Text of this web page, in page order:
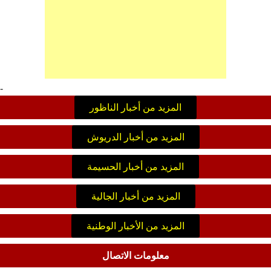
-
المزيد من أخبار الناظور
المزيد من أخبار الدريوش
المزيد من أخبار الحسيمة
المزيد من أخبار الجالية
المزيد من الأخبار الوطنية
معلومات الاتصال